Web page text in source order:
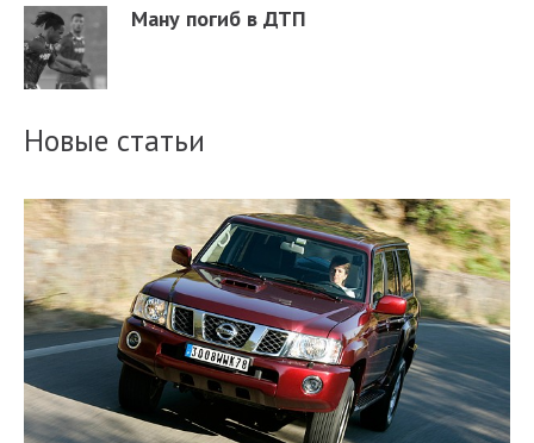
Ману погиб в ДТП
Новые статьи